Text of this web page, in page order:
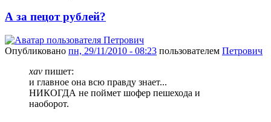
А за пецот рублей?
Опубликовано пн, 29/11/2010 - 08:23 пользователем Петрович
xav пишет:
и главное она всю правду знает...
НИКОГДА не поймет шофер пешехода и
наоборот.